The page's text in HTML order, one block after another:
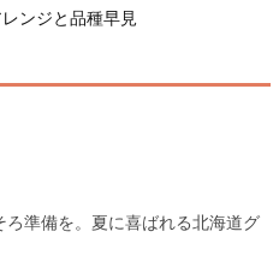
ンジと品種早見
ろ準備を。夏に喜ばれる北海道グ